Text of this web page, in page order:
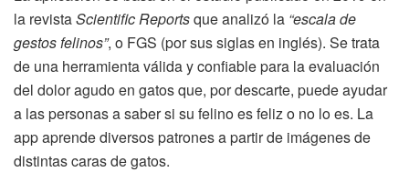
la revistaScientific Reportsque analizó la “escala de
gestos felinos”, o FGS (por sus siglas en inglés). Se trata
de una herramienta válida y confiable para la evaluación
del dolor agudo en gatos que, por descarte, puede ayudar
a las personas a saber si su felino es feliz o no lo es. La
app aprende diversos patrones a partir de imágenes de
distintas caras de gatos.